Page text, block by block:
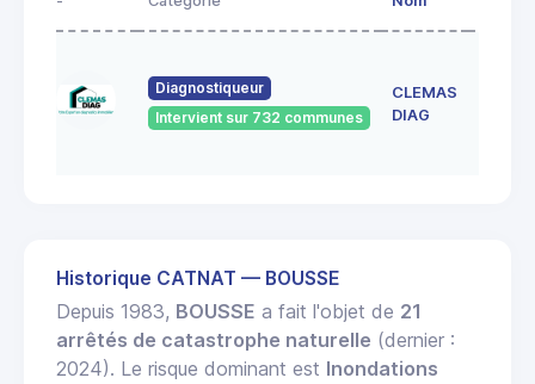
Diagnostiqueur
Intervient sur 732 communes
CLEMAS
DIAG
Historique CATNAT — BOUSSE
Depuis 1983, BOUSSE a fait l'objet de 21
arrêtés de catastrophe naturelle (dernier :
2024). Le risque dominant est Inondations